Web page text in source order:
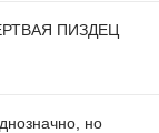
ПИЗДЕЦ
но